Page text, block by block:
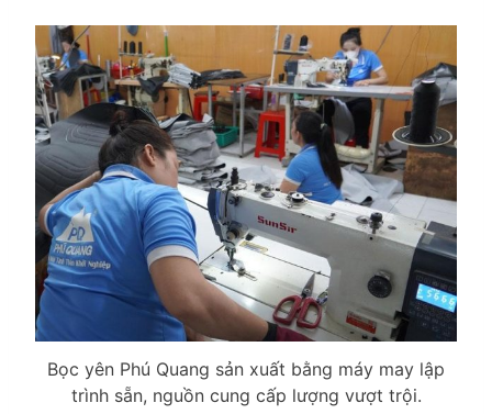
Bọc yên Phú Quang sản xuất bằng máy may lập
trình sẵn, nguồn cung cấp lượng vượt trội.